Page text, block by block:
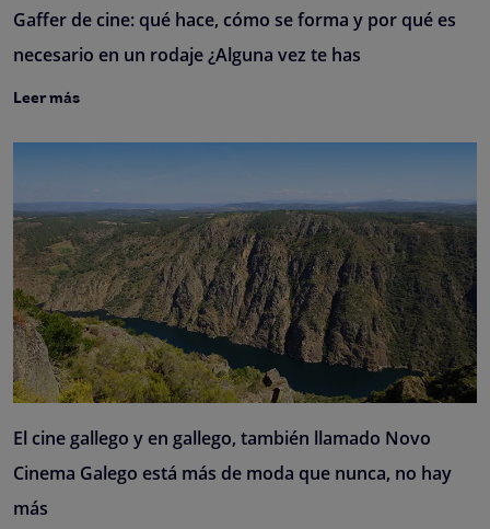
Gaffer de cine: qué hace, cómo se forma y por qué es
necesario en un rodaje ¿Alguna vez te has
Leer más
El cine gallego y en gallego, también llamado Novo
Cinema Galego está más de moda que nunca, no hay
más